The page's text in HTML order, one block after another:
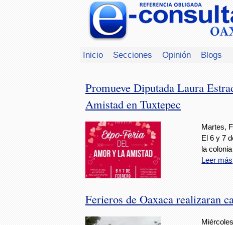
Inicio Secciones Opinión Blogs
Promueve Diputada Laura
Amistad en Tuxtepec
Martes,
El 6 y 7
la
Leer más
Ferieros de Oaxaca realizaran